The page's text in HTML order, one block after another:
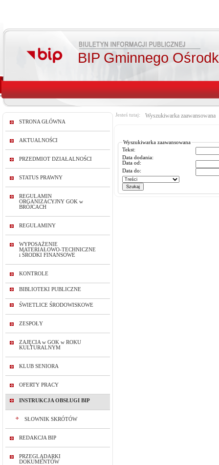
BIP Gminnego
STRONA GŁÓWNA
AKTUALNOŚCI
PRZEDMIOT DZIAŁALNOŚCI
STATUS PRAWNY
REGULAMIN
ORGANIZACYJNY GOK w
BRÓJCACH
REGULAMINY
WYPOSAŻENIE
MATERIAŁOWO-TECHNICZNE
i ŚRODKI FINANSOWE
KONTROLE
BIBLIOTEKI PUBLICZNE
ŚWIETLICE ŚRODOWISKOWE
ZESPOŁY
ZAJĘCIA w GOK w ROKU
KULTURALNYM
KLUB SENIORA
OFERTY PRACY
INSTRUKCJA OBSŁUGI BIP
SŁOWNIK SKRÓTÓW
REDAKCJA BIP
PRZEGLĄDARKI
DOKUMENTÓW
Jesteś tutaj: Wyszukiwarka zaawansowana
Wyszukiwarka zaawansowana
Tekst:
Data dodania:
Data od:
Data do: